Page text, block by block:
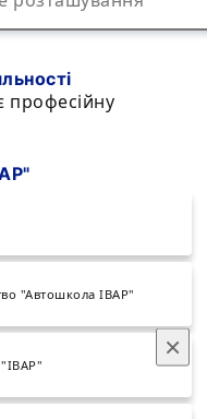
×
професійну
"Автошкола ІВАР"